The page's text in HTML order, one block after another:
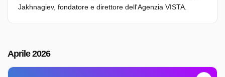
Jakhnagiev, fondatore e direttore dell'Agenzia VISTA.
Aprile 2026